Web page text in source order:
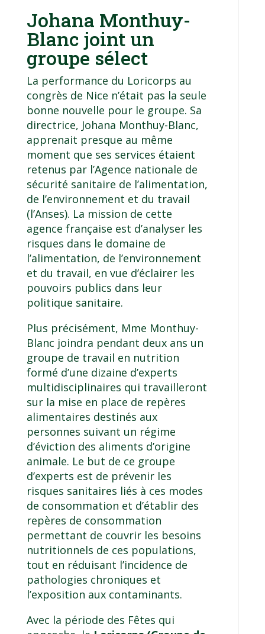
Johana Monthuy-
Blanc joint un
groupe sélect
La performance du Loricorps au
congrès de Nice n’était pas la seule
bonne nouvelle pour le groupe. Sa
directrice, Johana Monthuy-Blanc,
apprenait presque au même
moment que ses services étaient
retenus par l’Agence nationale de
sécurité sanitaire de l’alimentation,
de l’environnement et du travail
(l’Anses). La mission de cette
agence française est d’analyser les
risques dans le domaine de
l’alimentation, de l’environnement
et du travail, en vue d’éclairer les
pouvoirs publics dans leur
politique sanitaire.
Plus précisément, Mme Monthuy-
Blanc joindra pendant deux ans un
groupe de travail en nutrition
formé d’une dizaine d’experts
multidisciplinaires qui travailleront
sur la mise en place de repères
alimentaires destinés aux
personnes suivant un régime
d’éviction des aliments d’origine
animale. Le but de ce groupe
d’experts est de prévenir les
risques sanitaires liés à ces modes
de consommation et d’établir des
repères de consommation
permettant de couvrir les besoins
nutritionnels de ces populations,
tout en réduisant l’incidence de
pathologies chroniques et
l’exposition aux contaminants.
Avec la période des Fêtes qui